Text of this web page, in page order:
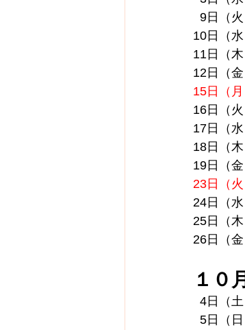
9日（
10日（
11日（
12日（
15日（
16日（
17日（
18日（
19日（
23日（
24日（水
25日（木
26日（金
１０
4日（
5日（